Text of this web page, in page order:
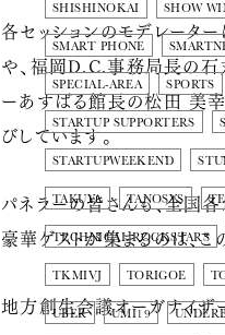
SHISHINOKAI SHOW
SMART PHONE
SPECIAL-AREA SPORTS
STARTUP SUPPORTERS
STARTUPWEEKEND
TAKUYA TANOSYS
TECHNICAL ROCKSTARS
TKMIVJ TORIGOE
UBER UMI19
各セッションのモデレータ
や、福岡D.C.事務局長の石
ーあすばる館長の松田 美
びしています。
パネラーの皆さんも、全国
豪華ゲストが集まるのは、
地方創生会議オーガナイザ